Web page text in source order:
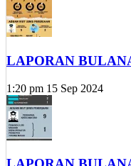
LAPORAN
1:20 pm 15 Sep 2024